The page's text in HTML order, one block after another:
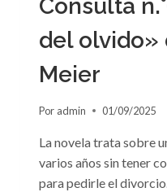
SARA
CRAVEN
Consulta
del olvido»
Meier
Por admin 01/09/2025
La novela trata sobre
varios años sin tener
para pedirle el